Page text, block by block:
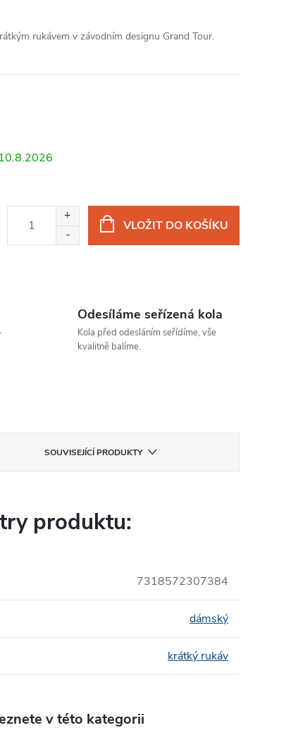
rukávem v závodním designu Grand Tour.
10.8.2026
VLOŽIT DO KOŠÍKU
Odesíláme seřízená kola
Kola před odesláním seřídíme, vše
kvalitně balíme.
SOUVISEJÍCÍ PRODUKTY
produktu:
7318572307384
dámský
krátký rukáv
v této kategorii